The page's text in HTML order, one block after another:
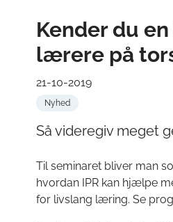
Kender du
lærere på
21-10-2019
Nyhed
Så videregiv meget
Til seminaret bliver man
hvordan IPR kan hjælpe
for livslang læring. Se